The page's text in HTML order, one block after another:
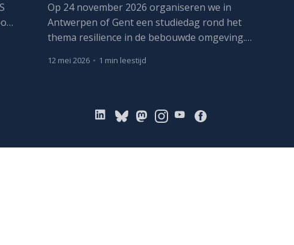
Op 24 november 2026 organiseren we in
Antwerpen of Gent een studiedag rond het
thema resilience in de bebouwde omgeving.
gebouwen beter voorbereiden op de gevolgen
12 mei 2026 • 1 min leestijd